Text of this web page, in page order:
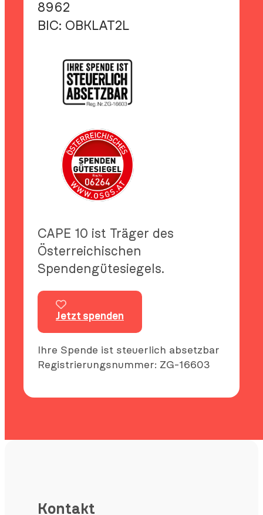
8962
BIC: OBKLAT2L
CAPE 10 ist Träger des
Österreichischen
Spendengütesiegels.
Jetzt spenden
Ihre Spende ist steuerlich absetzbar
Registrierungsnummer: ZG-16603
Kontakt